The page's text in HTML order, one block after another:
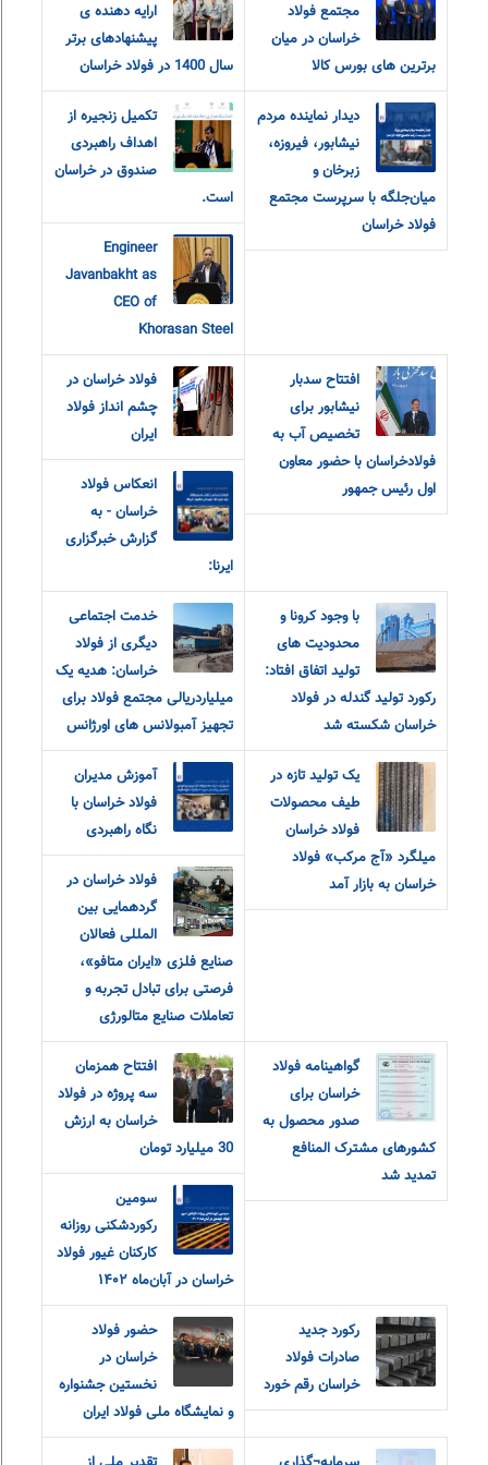
مجتمع فولاد
خراسان در میان
برترین های بورس کالا
ارایه دهنده ی
پیشنهادهای برتر
سال 1400 در فولاد خراسان
دیدار نماینده مردم
نیشابور، فیروزه،
زبرخان و
میان‌جلگه با سرپرست مجتمع
فولاد خراسان
تکمیل زنجیره از
اهداف راهبردی
صندوق در خراسان
است.
Engineer
Javanbakht as
CEO of
Khorasan Steel
افتتاح سدبار
نیشابور برای
تخصیص آب به
فولادخراسان با حضور معاون
اول رئیس جمهور
فولاد خراسان در
چشم انداز فولاد
ایران
انعکاس فولاد
خراسان - به
گزارش خبرگزاری
ایرنا:
با وجود کرونا و
محدودیت های
تولید اتفاق افتاد:
رکورد تولید گندله در فولاد
خراسان شکسته شد
خدمت اجتماعی
دیگری از فولاد
خراسان: هدیه یک
میلیاردریالی مجتمع فولاد برای
تجهیز آمبولانس های اورژانس
یک تولید تازه در
طیف محصولات
فولاد خراسان
میلگرد «آج مرکب» فولاد
خراسان به بازار آمد
آموزش مدیران
فولاد خراسان با
نگاه راهبردی
فولاد خراسان در
گردهمایی بین
المللی فعالان
صنایع فلزی «ایران متافو»،
فرصتی برای تبادل تجربه و
تعاملات صنایع متالورژی
گواهینامه فولاد
خراسان برای
صدور محصول به
کشورهای مشترک المنافع
تمدید شد
افتتاح همزمان
سه پروژه در فولاد
خراسان به ارزش
30 میلیارد تومان
سومین
رکوردشکنی روزانه
کارکنان غیور فولاد
خراسان در آبان‌ماه ۱۴۰۲
رکورد جدید
صادرات فولاد
خراسان رقم خورد
حضور فولاد
خراسان در
نخستین جشنواره
و نمایشگاه ملی فولاد ایران